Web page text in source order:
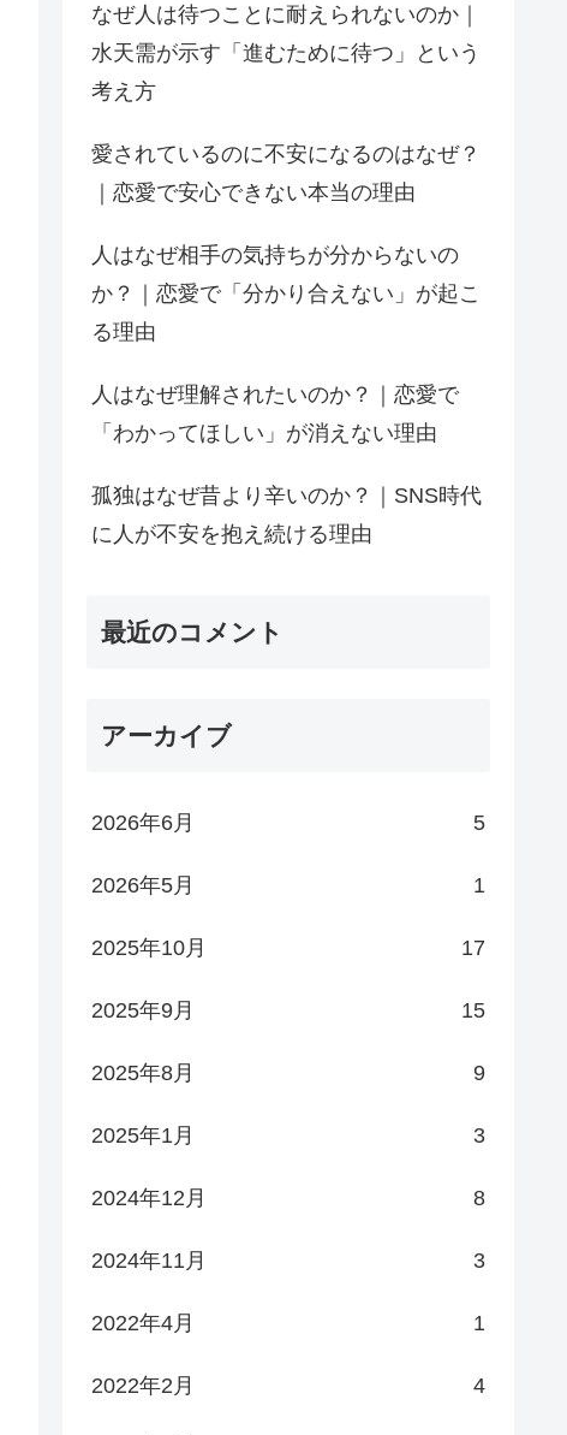
なぜ人は待つことに耐えられないのか｜
水天需が示す「進むために待つ」という
考え方
愛されているのに不安になるのはなぜ？
｜恋愛で安心できない本当の理由
人はなぜ相手の気持ちが分からないの
か？｜恋愛で「分かり合えない」が起こ
る理由
人はなぜ理解されたいのか？｜恋愛で
「わかってほしい」が消えない理由
孤独はなぜ昔より辛いのか？｜SNS時代
に人が不安を抱え続ける理由
最近のコメント
アーカイブ
2026年6月 5
2026年5月 1
2025年10月 17
2025年9月 15
2025年8月 9
2025年1月 3
2024年12月 8
2024年11月 3
2022年4月 1
2022年2月 4